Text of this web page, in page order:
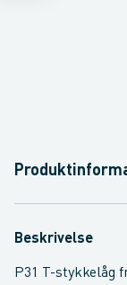
Beskrivelse
P31 T-stykkelåg